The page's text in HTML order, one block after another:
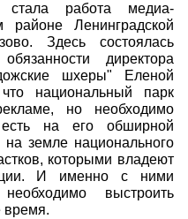
работа медиа-
районе Ленинградской
Здесь состоялась
директора
шхеры" Еленой
национальный парк
но необходимо
есть на его обширной
земле национального
которыми владеют
И именно с ними
выстроить
время.